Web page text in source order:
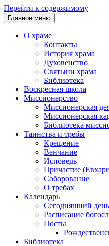
Перейти к содержимому
Главное меню
О храме
Контакты
История храма
Духовенство
Святыни храма
Библиотека
Воскресная школа
Миссионерство
Миссионерская
Миссионерская
Библиотека
Таинства и требы
Крещение
Венчание
Исповедь
Причастие
Соборование
О требах
Календарь
Сегодняшний день
Расписание
Посты
Библиотека